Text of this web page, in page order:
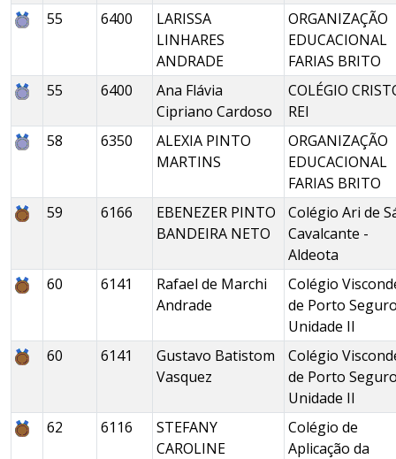
55
6400
LARISSA
LINHARES
ANDRADE
ORGANIZAÇÃO
EDUCACIONAL
FARIAS BRITO
55
6400
Ana Flávia
Cipriano Cardoso
COLÉGIO
REI
58
6350
ALEXIA PINTO
MARTINS
ORGANIZAÇÃO
EDUCACIONAL
FARIAS BRITO
59
6166
EBENEZER PINTO
BANDEIRA NETO
Colégio Ari de
Cavalcante -
Aldeota
60
6141
Rafael de Marchi
Andrade
Colégio
de Porto
Unidade II
60
6141
Gustavo Batistom
Vasquez
Colégio
de Porto
Unidade II
62
6116
STEFANY
CAROLINE
Colégio de
Aplicação da